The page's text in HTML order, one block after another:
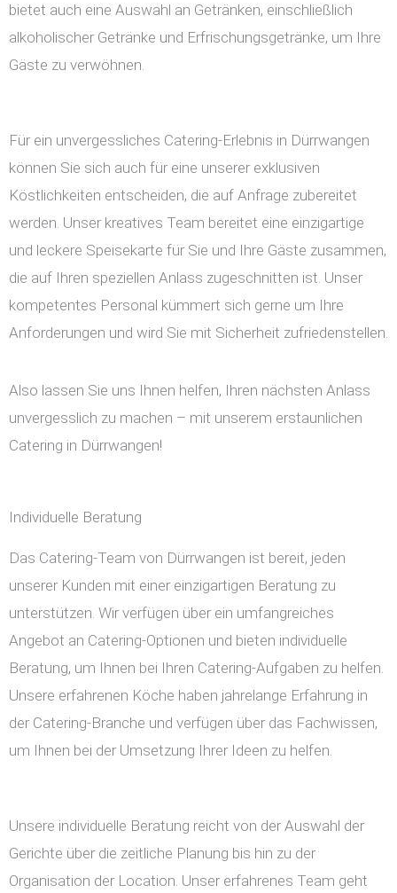
bietet auch eine Auswahl an Getränken, einschließlich
alkoholischer Getränke und Erfrischungsgetränke, um Ihre
Gäste zu verwöhnen.
Für ein unvergessliches Catering-Erlebnis in Dürrwangen
können Sie sich auch für eine unserer exklusiven
Köstlichkeiten entscheiden, die auf Anfrage zubereitet
werden. Unser kreatives Team bereitet eine einzigartige
und leckere Speisekarte für Sie und Ihre Gäste zusammen,
die auf Ihren speziellen Anlass zugeschnitten ist. Unser
kompetentes Personal kümmert sich gerne um Ihre
Anforderungen und wird Sie mit Sicherheit zufriedenstellen.
Also lassen Sie uns Ihnen helfen, Ihren nächsten Anlass
unvergesslich zu machen – mit unserem erstaunlichen
Catering in Dürrwangen!
Individuelle Beratung
Das Catering-Team von Dürrwangen ist bereit, jeden
unserer Kunden mit einer einzigartigen Beratung zu
unterstützen. Wir verfügen über ein umfangreiches
Angebot an Catering-Optionen und bieten individuelle
Beratung, um Ihnen bei Ihren Catering-Aufgaben zu helfen.
Unsere erfahrenen Köche haben jahrelange Erfahrung in
der Catering-Branche und verfügen über das Fachwissen,
um Ihnen bei der Umsetzung Ihrer Ideen zu helfen.
Unsere individuelle Beratung reicht von der Auswahl der
Gerichte über die zeitliche Planung bis hin zu der
Organisation der Location. Unser erfahrenes Team geht